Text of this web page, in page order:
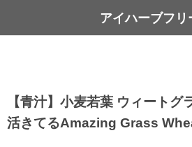
アイハーブフリ
【青汁】小麦若葉 ウィートグ
活きてるAmazing Grass